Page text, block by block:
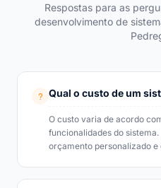
Respostas para as
desenvolvimento de
Qual o custo de um
O custo varia de acordo
funcionalidades do
orçamento personalizado e